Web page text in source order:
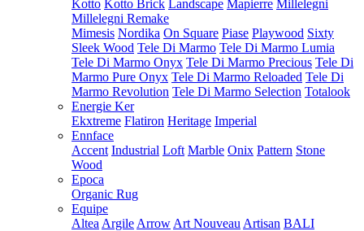
Kotto Kotto Brick Landscape Mapierre Millelegni
Millelegni Remake
Mimesis Nordika On Square Piase Playwood Sixty
Sleek Wood Tele Di Marmo Tele Di Marmo Lumia
Tele Di Marmo Onyx Tele Di Marmo Precious Tele Di
Marmo Pure Onyx Tele Di Marmo Reloaded Tele Di
Marmo Revolution Tele Di Marmo Selection Totalook
Energie Ker
Ekxtreme Flatiron Heritage Imperial
Ennface
Accent Industrial Loft Marble Onix Pattern Stone
Wood
Epoca
Organic Rug
Equipe
Altea Argile Arrow Art Nouveau Artisan BALI